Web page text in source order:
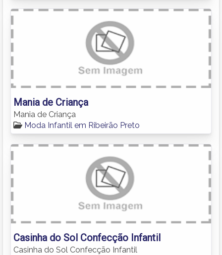
Mania de Criança
Mania de Criança
Moda Infantil em Ribeirão Preto
Casinha do Sol Confecção Infantil
Casinha do Sol Confecção Infantil